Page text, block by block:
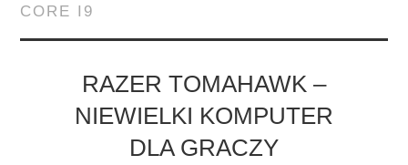
MONITORY
NAPĘDY
CORE I9
RAZER TOMAHAWK –
NIEWIELKI KOMPUTER
DLA GRACZY